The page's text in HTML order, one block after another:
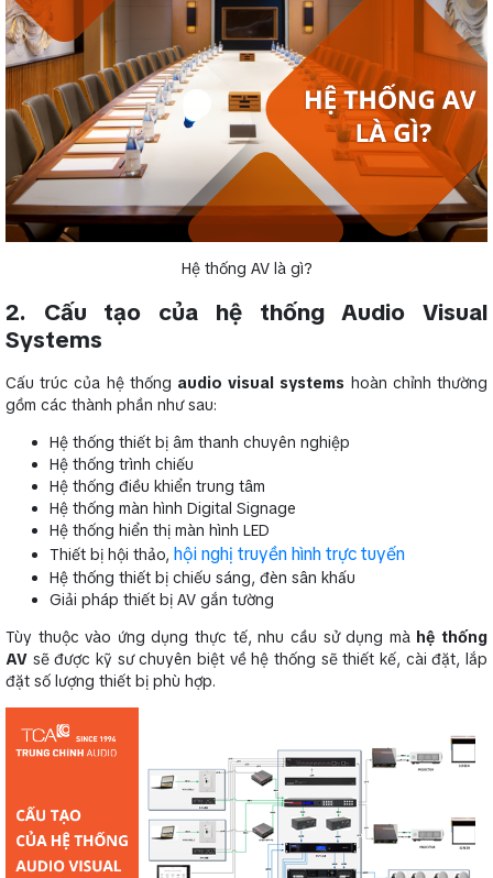
Hệ thống AV là gì?
2. Cấu tạo của hệ thống Audio Visual
Systems
Cấu trúc của hệ thống audio visual systems hoàn chỉnh thường
gồm các thành phần như sau:
Hệ thống thiết bị âm thanh chuyên nghiệp
Hệ thống trình chiếu
Hệ thống điều khiển trung tâm
Hệ thống màn hình Digital Signage
Hệ thống hiển thị màn hình LED
Thiết bị hội thảo, hội nghị truyền hình trực tuyến
Hệ thống thiết bị chiếu sáng, đèn sân khấu
Giải pháp thiết bị AV gắn tường
Tùy thuộc vào ứng dụng thực tế, nhu cầu sử dụng mà hệ thống
AV sẽ được kỹ sư chuyên biệt về hệ thống sẽ thiết kế, cài đặt, lắp
đặt số lượng thiết bị phù hợp.